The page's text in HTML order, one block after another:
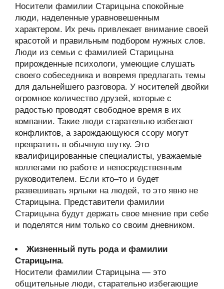
Носители фамилии Старицына спокойные
люди, наделенные уравновешенным
характером. Их речь привлекает внимание своей
красотой и правильным подбором нужных слов.
Люди из семьи с фамилией Старицына
прирожденные психологи, умеющие слушать
своего собеседника и вовремя предлагать темы
для дальнейшего разговора. У носителей двойки
огромное количество друзей, которые с
радостью проводят свободное время в их
компании. Такие люди старательно избегают
конфликтов, а зарождающуюся ссору могут
превратить в обычную шутку. Это
квалифицированные специалисты, уважаемые
коллегами по работе и непосредственным
руководителем. Если кто–то и будет
развешивать ярлыки на людей, то это явно не
Старицына. Представители фамилии
Старицына будут держать свое мнение при себе
и поделятся ним только со своим дневником.
Жизненный путь рода и фамилии
Старицына.
Носители фамилии Старицына — это
общительные люди, старательно избегающие